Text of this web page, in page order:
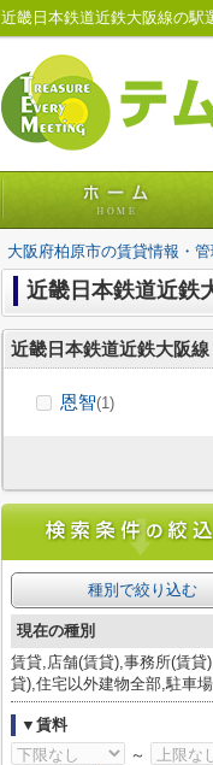
近畿日本鉄道近鉄大阪線の駅
大阪府柏原市の賃貸情報・
近畿日本鉄道近鉄
近畿日本鉄道近鉄大阪線
恩智(1)
種別で絞り込む
現在の種別
賃貸,店舗(賃貸),事務所(賃貸
貸),住宅以外建物全部,駐車場
▼賃料
～